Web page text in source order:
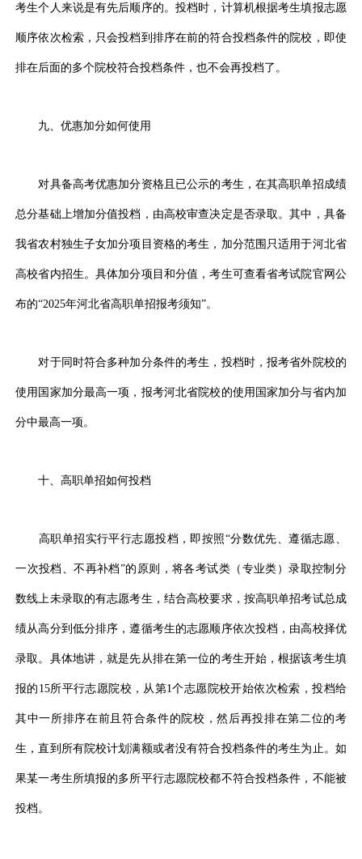
考生个人来说是有先后顺序的。投档时，计算机根据考生填报志愿
顺序依次检索，只会投档到排序在前的符合投档条件的院校，即使
排在后面的多个院校符合投档条件，也不会再投档了。
九、优惠加分如何使用
对具备高考优惠加分资格且已公示的考生，在其高职单招成绩
总分基础上增加分值投档，由高校审查决定是否录取。其中，具备
我省农村独生子女加分项目资格的考生，加分范围只适用于河北省
高校省内招生。具体加分项目和分值，考生可查看省考试院官网公
布的“2025年河北省高职单招报考须知”。
对于同时符合多种加分条件的考生，投档时，报考省外院校的
使用国家加分最高一项，报考河北省院校的使用国家加分与省内加
分中最高一项。
十、高职单招如何投档
高职单招实行平行志愿投档，即按照“分数优先、遵循志愿、
一次投档、不再补档”的原则，将各考试类（专业类）录取控制分
数线上未录取的有志愿考生，结合高校要求，按高职单招考试总成
绩从高分到低分排序，遵循考生的志愿顺序依次投档，由高校择优
录取。具体地讲，就是先从排在第一位的考生开始，根据该考生填
报的15所平行志愿院校，从第1个志愿院校开始依次检索，投档给
其中一所排序在前且符合条件的院校，然后再投排在第二位的考
生，直到所有院校计划满额或者没有符合投档条件的考生为止。如
果某一考生所填报的多所平行志愿院校都不符合投档条件，不能被
投档。